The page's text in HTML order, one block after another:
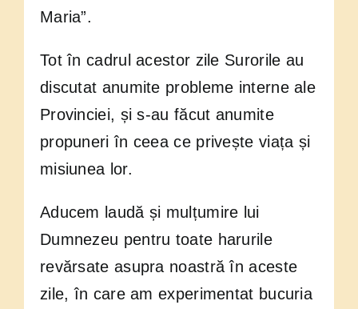
Maria”.
Tot în cadrul acestor zile Surorile au
discutat anumite probleme interne ale
Provinciei, și s-au făcut anumite
propuneri în ceea ce privește viața și
misiunea lor.
Aducem laudă și mulțumire lui
Dumnezeu pentru toate harurile
revărsate asupra noastră în aceste
zile, în care am experimentat bucuria